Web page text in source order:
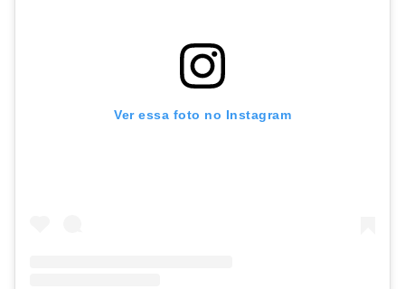
Ver essa foto no Instagram